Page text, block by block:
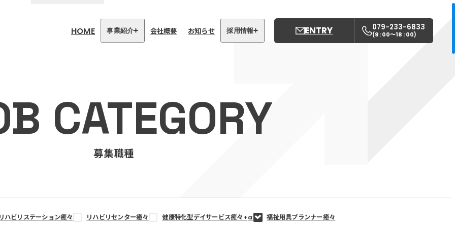
HOME 事業紹介
リハビリセンター癒々
健康特化型デイサービス癒々＋
α
福祉用具プランナー癒々
姫路中央保育園
会社概要 お知らせ 採用情報 ENTRY 079-233-6833
(9 : 00〜18 : 00)
CATEGORY
募集職種
ハビリステーション癒々 リハビリセンター癒々 健康特化型デイサービス癒々+α 福祉用具プランナー癒々